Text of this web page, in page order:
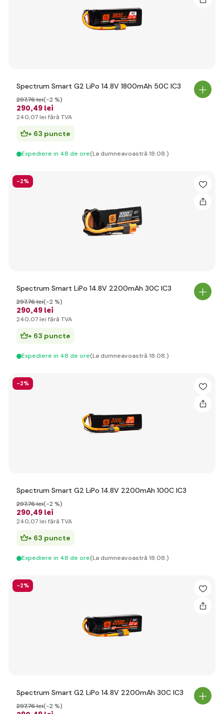
Spectrum Smart G2 LiPo 14.8V 1800mAh 50C IC3
290,49 lei
297,76 lei(-2 %)
240,07 lei fără TVA
+ 63 puncte
Expediere in 48 de ore(La dumneavoastră 18.08.)
-2%
Spectrum Smart LiPo 14.8V 2200mAh 30C IC3
290,49 lei
297,76 lei(-2 %)
240,07 lei fără TVA
+ 63 puncte
Expediere in 48 de ore(La dumneavoastră 18.08.)
-2%
Spectrum Smart G2 LiPo 14.8V 2200mAh 100C IC3
290,49 lei
297,76 lei(-2 %)
240,07 lei fără TVA
+ 63 puncte
Expediere in 48 de ore(La dumneavoastră 18.08.)
-2%
Spectrum Smart G2 LiPo 14.8V 2200mAh 30C IC3
297,76 lei(-2 %)